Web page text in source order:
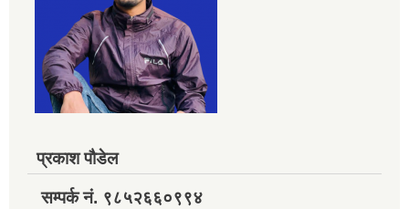
प्रकाश पौडेल
सम्पर्क नं. ९८५२६६०९९४